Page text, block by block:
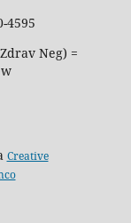
4595
Neg) =
Creative